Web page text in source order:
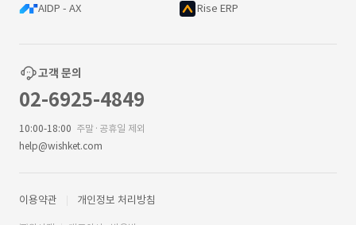
AIDP - AX Rise ERP
고객 문의
02-6925-4849
10:00-18:00 주말·공휴일 제외
help@wishket.com
이용약관 개인정보 처리방침